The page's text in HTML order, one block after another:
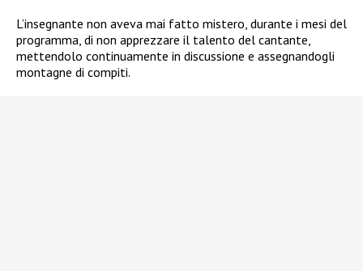
L’insegnante non aveva mai fatto mistero, durante i mesi del
programma, di non apprezzare il talento del cantante,
mettendolo continuamente in discussione e assegnandogli
montagne di compiti.